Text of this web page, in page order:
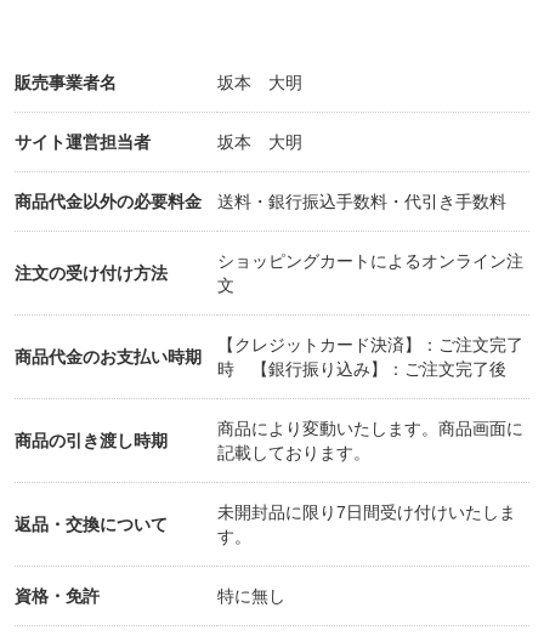
販売事業者名 坂本 大明
サイト運営担当者 坂本 大明
商品代金以外の必要料金 送料・銀行振込手数料・代引き手数料
注文の受け付け方法
ショッピングカートによるオンライン注
文
商品代金のお支払い時期
【クレジットカード決済】：ご注文完了
時 【銀行振り込み】：ご注文完了後
商品の引き渡し時期
商品により変動いたします。商品画面に
記載しております。
返品・交換について
未開封品に限り7日間受け付けいたしま
す。
資格・免許 特に無し